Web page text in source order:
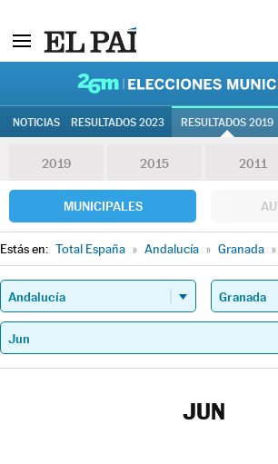
NOTICIAS RESULTADOS 2023 RESULTADOS 2019
2019 2015 2011
MUNICIPALES
Estás en: Total España » Andalucía » Granada »
JUN